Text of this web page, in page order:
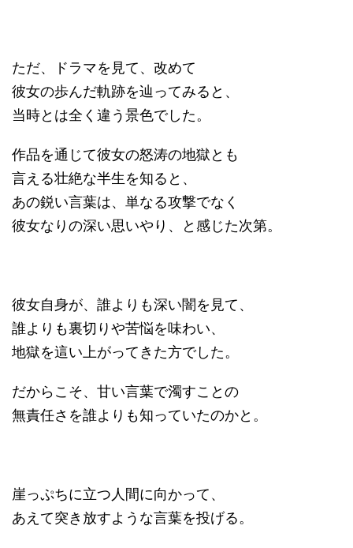
ただ、ドラマを見て、改めて
彼女の歩んだ軌跡を辿ってみると、
当時とは全く違う景色でした。
作品を通じて彼女の怒涛の地獄とも
言える壮絶な半生を知ると、
あの鋭い言葉は、単なる攻撃でなく
彼女なりの深い思いやり、と感じた次第。
彼女自身が、誰よりも深い闇を見て、
誰よりも裏切りや苦悩を味わい、
地獄を這い上がってきた方でした。
だからこそ、甘い言葉で濁すことの
無責任さを誰よりも知っていたのかと。
崖っぷちに立つ人間に向かって、
あえて突き放すような言葉を投げる。